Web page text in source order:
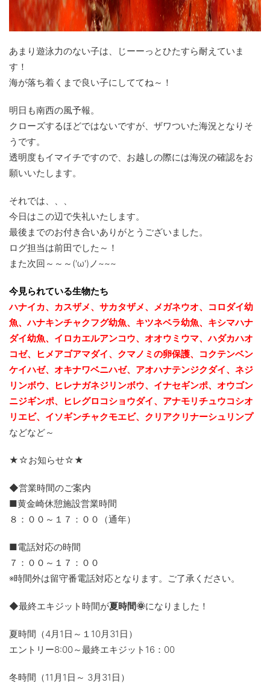
あまり遊泳力のない子は、じーーっとひたすら耐えていま
す！
海が落ち着くまで良い子にしててね～！
明日も南西の風予報。
クローズするほどではないですが、ザワついた海況となりそ
うです。
透明度もイマイチですので、お越しの際には海況の確認をお
願いいたします。
それでは、、、
今日はこの辺で失礼いたします。
最後までのお付き合いありがとうございました。
ログ担当は前田でした～！
また次回～～～('ω')ノ~~~
今見られている生物たち
ハナイカ、カスザメ、サカタザメ、メガネウオ、コロダイ幼
魚、ハナキンチャクフグ幼魚、キツネベラ幼魚、キシマハナ
ダイ幼魚、イロカエルアンコウ、オオウミウマ、ハダカハオ
コゼ、ヒメアゴアマダイ、クマノミの卵保護、コクテンベン
ケイハゼ、オキナワベニハゼ、 アオハナテンジクダイ、ネジ
リンボウ、ヒレナガネジリンボウ、イナセギンポ、オウゴン
ニジギンポ、ヒレグロコショウダイ、アナモリチュウコシオ
リエビ、 イソギンチャクモエビ、クリアクリナーシュリンプ
などなど～
★☆お知らせ☆★
◆営業時間のご案内
■黄金崎休憩施設営業時間
８：００～１７：００（通年）
■電話対応の時間
７：００～１７：００
※時間外は留守番電話対応となります。ご了承ください。
◆最終エキジット時間が夏時間🌞になりました！
夏時間（4月1日～１10月31日）
エントリー8:00～最終エキジット16：00
冬時間（11月1日～ 3月31日）